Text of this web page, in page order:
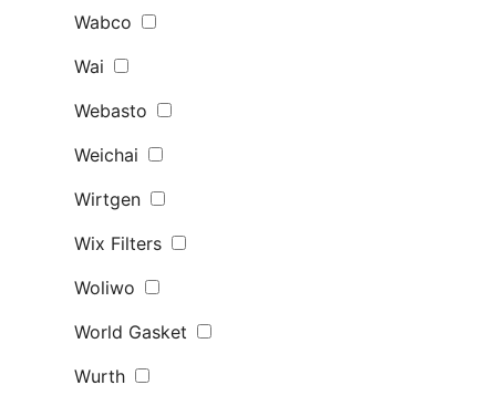
Wabco
Wai
Webasto
Weichai
Wirtgen
Wix Filters
Woliwo
World Gasket
Wurth